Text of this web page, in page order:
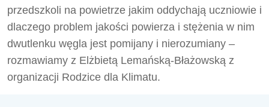
przedszkoli na powietrze jakim oddychają uczniowie i
dlaczego problem jakości powierza i stężenia w nim
dwutlenku węgla jest pomijany i nierozumiany –
rozmawiamy z Elżbietą Lemańską-Błażowską z
organizacji Rodzice dla Klimatu.